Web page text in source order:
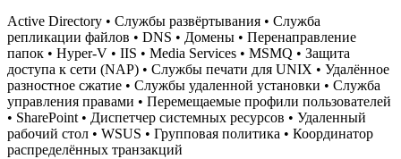
Active Directory • Службы развёртывания • Служба
репликации файлов • DNS • Домены • Перенаправление
папок • Hyper-V • IIS • Media Services • MSMQ • Защита
доступа к сети (NAP) • Службы печати для UNIX • Удалённое
разностное сжатие • Службы удаленной установки • Служба
управления правами • Перемещаемые профили пользователей
• SharePoint • Диспетчер системных ресурсов • Удаленный
рабочий стол • WSUS • Групповая политика • Координатор
распределённых транзакций